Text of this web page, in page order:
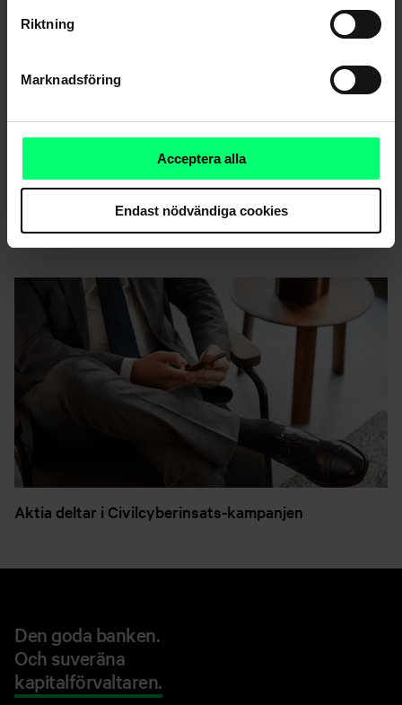
Riktning
Marknadsföring
Acceptera alla
Endast nödvändiga cookies
Digital städning handlar om ansvar – för en själv och
Aktia deltar i Civilcyberinsats-kampanjen
Den goda banken.
Och suveräna
kapitalförvaltaren.